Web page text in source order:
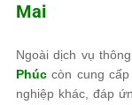
Mai
Ngoài dịch vụ
Phúc còn cung
nghiệp khác, đáp